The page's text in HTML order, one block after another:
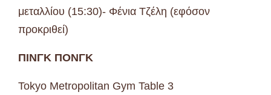
μεταλλίου (15:30)- Φένια Τζέλη (εφόσον
προκριθεί)
ΠΙΝΓΚ ΠΟΝΓΚ
Tokyo Metropolitan Gym Table 3